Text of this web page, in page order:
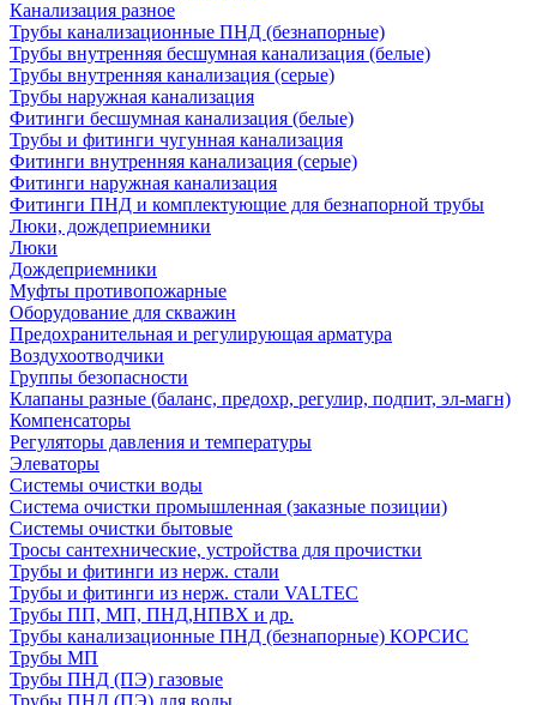
Канализация разное
Трубы канализационные ПНД (безнапорные)
Трубы внутренняя бесшумная канализация (белые)
Трубы внутренняя канализация (серые)
Трубы наружная канализация
Фитинги бесшумная канализация (белые)
Трубы и фитинги чугунная канализация
Фитинги внутренняя канализация (серые)
Фитинги наружная канализация
Фитинги ПНД и комплектующие для безнапорной трубы
Люки, дождеприемники
Люки
Дождеприемники
Муфты противопожарные
Оборудование для скважин
Предохранительная и регулирующая арматура
Воздухоотводчики
Группы безопасности
Клапаны разные (баланс, предохр, регулир, подпит, эл-магн)
Компенсаторы
Регуляторы давления и температуры
Элеваторы
Системы очистки воды
Система очистки промышленная (заказные позиции)
Системы очистки бытовые
Тросы сантехнические, устройства для прочистки
Трубы и фитинги из нерж. стали
Трубы и фитинги из нерж. стали VALTEC
Трубы ПП, МП, ПНД,НПВХ и др.
Трубы канализационные ПНД (безнапорные) КОРСИС
Трубы МП
Трубы ПНД (ПЭ) газовые
Трубы ПНД (ПЭ) для воды